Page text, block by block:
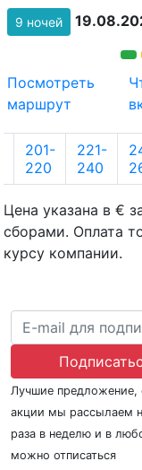
9 ночей
Посмотреть
маршрут
201-
220
221-
240
Цена указана в €
сборами. Оплата
курсу компании.
Лучшие предложение,
акции мы рассылаем
раза в неделю и в
можно отписаться